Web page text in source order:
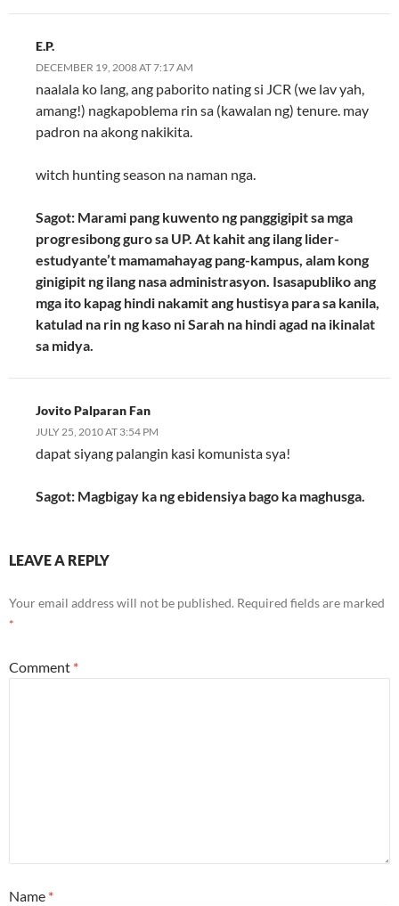
E.P.
DECEMBER 19, 2008 AT 7:17 AM
naalala ko lang, ang paborito nating si JCR (we lav yah,
amang!) nagkapoblema rin sa (kawalan ng) tenure. may
padron na akong nakikita.
witch hunting season na naman nga.
Sagot: Marami pang kuwento ng panggigipit sa mga
progresibong guro sa UP. At kahit ang ilang lider-
estudyante’t mamamahayag pang-kampus, alam kong
ginigipit ng ilang nasa administrasyon. Isasapubliko ang
mga ito kapag hindi nakamit ang hustisya para sa kanila,
katulad na rin ng kaso ni Sarah na hindi agad na ikinalat
sa midya.
Jovito Palparan Fan
JULY 25, 2010 AT 3:54 PM
dapat siyang palangin kasi komunista sya!
Sagot: Magbigay ka ng ebidensiya bago ka maghusga.
LEAVE A REPLY
Your email address will not be published. Required fields are marked
*
Comment *
Name *